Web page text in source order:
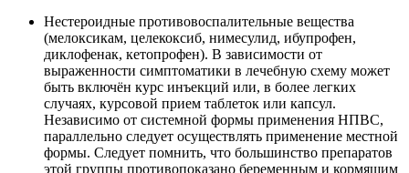
Нестероидные противовоспалительные вещества
(мелоксикам, целекоксиб, нимесулид, ибупрофен,
диклофенак, кетопрофен). В зависимости от
выраженности симптоматики в лечебную схему может
быть включён курс инъекций или, в более легких
случаях, курсовой прием таблеток или капсул.
Независимо от системной формы применения НПВС,
параллельно следует осуществлять применение местной
формы. Следует помнить, что большинство препаратов
этой группы противопоказано беременным и кормящим